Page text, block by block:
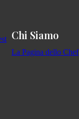
Chi Siamo
La Pagina dello Chef